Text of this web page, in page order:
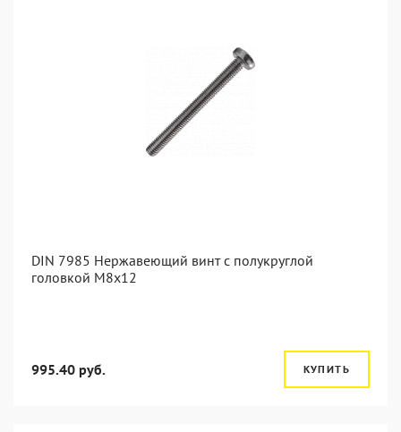
DIN 7985 Нержавеющий винт с полукруглой
головкой М8х12
995.40 руб. КУПИТЬ